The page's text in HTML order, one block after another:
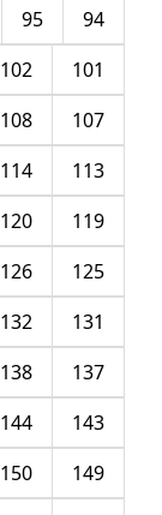
94
95
101
102
107
108
113
114
119
120
125
126
131
132
137
138
143
144
149
150